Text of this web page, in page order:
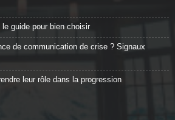
guide pour bien choisir
de communication de crise ? Signaux
leur rôle dans la progression